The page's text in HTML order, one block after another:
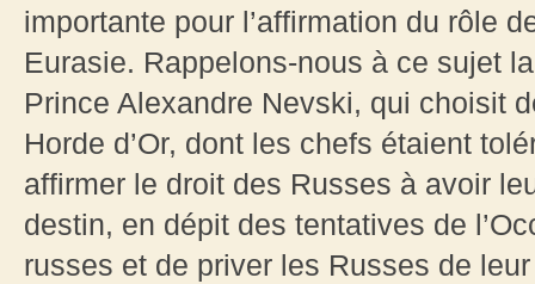
importante pour l’affirmation du rôle
Eurasie. Rappelons-nous à ce sujet
Prince Alexandre Nevski, qui choisit
Horde d’Or, dont les chefs étaient
affirmer le droit des Russes à avoir
destin, en dépit des tentatives de
russes et de priver les Russes de